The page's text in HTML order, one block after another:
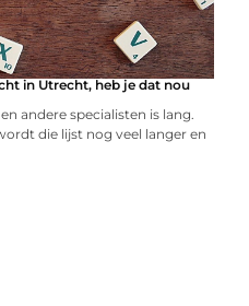
in Utrecht, heb je dat nou
andere specialisten is lang.
die lijst nog veel langer en